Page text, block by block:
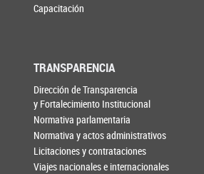
Capacitación
TRANSPARENCIA
Dirección de Transparencia
y Fortalecimiento Institucional
Normativa parlamentaria
Normativa y actos administrativos
Licitaciones y contrataciones
Viajes nacionales e internacionales